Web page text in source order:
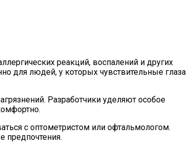
реакций, воспалений и других
для людей, у которых чувствительные глаза
Разработчики уделяют особое
с оптометристом или офтальмологом.
предпочтения.